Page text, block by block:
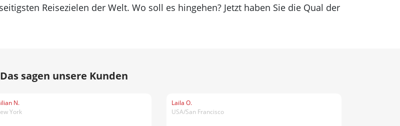
Reisezielen der Welt. Wo soll es hingehen? Jetzt haben Sie die Qual der
Das sagen unsere Kunden
N.
York
Laila O.
USA/San Francisco